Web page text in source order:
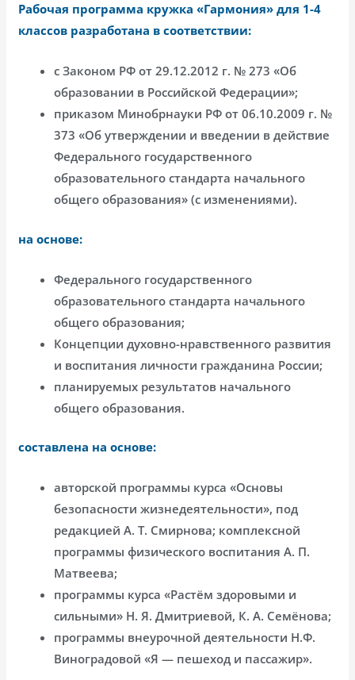
Рабочая программа кружка «Гармония» для 1-4
классов разработана в соответствии:
с Законом РФ от 29.12.2012 г. № 273 «Об
образовании в Российской Федерации»;
приказом Минобрнауки РФ от 06.10.2009 г. №
373 «Об утверждении и введении в действие
Федерального государственного
образовательного стандарта начального
общего образования» (с изменениями).
на основе:
Федерального государственного
образовательного стандарта начального
общего образования;
Концепции духовно-нравственного развития
и воспитания личности гражданина России;
планируемых результатов начального
общего образования.
составлена на основе:
авторской программы курса «Основы
безопасности жизнедеятельности», под
редакцией А. Т. Смирнова; комплексной
программы физического воспитания А. П.
Матвеева;
программы курса «Растём здоровыми и
сильными» Н. Я. Дмитриевой, К. А. Семёнова;
программы внеурочной деятельности Н.Ф.
Виноградовой «Я — пешеход и пассажир».